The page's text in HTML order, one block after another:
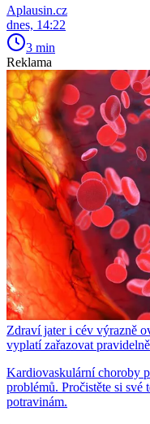
Aplausin.cz
dnes, 14:22
3 min
Reklama
Zdraví jater i cév výrazně
vyplatí zařazovat pravidelně
Kardiovaskulární choroby
problémů. Pročistěte si
potravinám.